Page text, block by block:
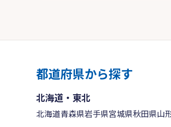
都道府県から探す
北海道・東北
北海道青森県岩手県宮城県秋田県山